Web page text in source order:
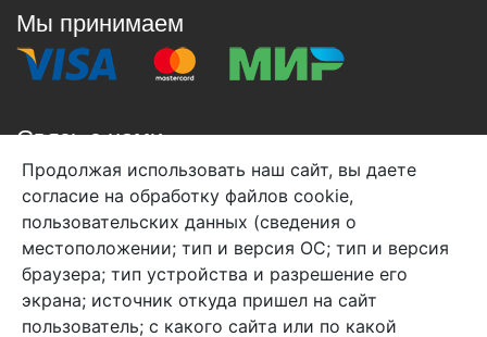
Мы принимаем
Связь с нами
+7 (495) 933-38-08
info@arben-textile.ru- оптовые продажи
Продолжая использовать наш сайт, вы даете
согласие на обработку файлов cookie,
пользовательских данных (сведения о
местоположении; тип и версия ОС; тип и версия
браузера; тип устройства и разрешение его
экрана; источник откуда пришел на сайт
пользователь; с какого сайта или по какой